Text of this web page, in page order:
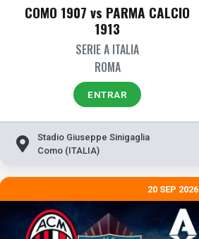
COMO 1907 vs PARMA CALCIO
1913
SERIE A ITALIA
ROMA
ENTRAR
Stadio Giuseppe Sinigaglia
Como (ITALIA)
20 SEP 2026